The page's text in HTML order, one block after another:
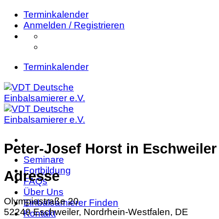
Zum
Inhalt
springen
Terminkalender
Anmelden / Registrieren
Terminkalender
Seminare
Fortbildung
FAQs
Über Uns
Einbalsamierer Finden
Kontakt
Peter-Josef Horst in Eschweiler
Adresse
Olympiastraße 20
52249 Eschweiler, Nordrhein-Westfalen, DE